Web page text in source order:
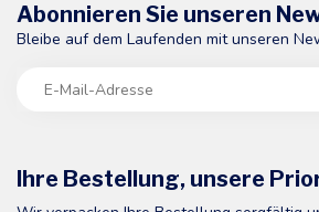
Ihre Bestellung, unsere
Abonnieren Sie unseren
Bleibe auf dem Laufenden mit unseren